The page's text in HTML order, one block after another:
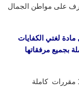
على مواطن الجمال
لغتي الكفايات
بجميع مرفقاتها
للحصول على تحضير مادة الكفايات اللغوية 1 مقررات كاملة